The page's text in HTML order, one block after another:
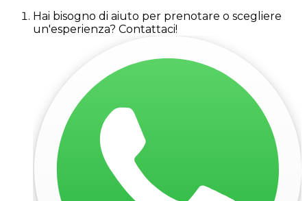
Hai bisogno di aiuto per prenotare o scegliere
un'esperienza? Contattaci!